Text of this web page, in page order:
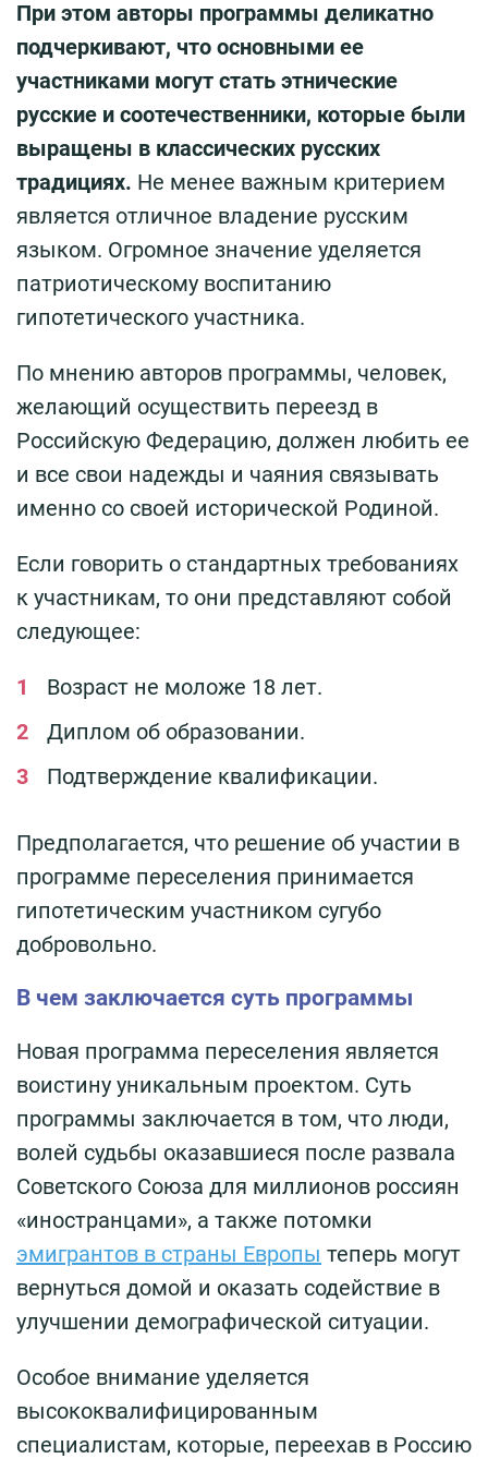
При этом авторы программы деликатно
подчеркивают, что основными ее
участниками могут стать этнические
русские и соотечественники, которые были
выращены в классических русских
традициях. Не менее важным критерием
является отличное владение русским
языком. Огромное значение уделяется
патриотическому воспитанию
гипотетического участника.
По мнению авторов программы, человек,
желающий осуществить переезд в
Российскую Федерацию, должен любить ее
и все свои надежды и чаяния связывать
именно со своей исторической Родиной.
Если говорить о стандартных требованиях
к участникам, то они представляют собой
следующее:
Возраст не моложе 18 лет.
Диплом об образовании.
Подтверждение квалификации.
Предполагается, что решение об участии в
программе переселения принимается
гипотетическим участником сугубо
добровольно.
В чем заключается суть программы
Новая программа переселения является
воистину уникальным проектом. Суть
программы заключается в том, что люди,
волей судьбы оказавшиеся после развала
Советского Союза для миллионов россиян
«иностранцами», а также потомки
эмигрантов в страны Европы теперь могут
вернуться домой и оказать содействие в
улучшении демографической ситуации.
Особое внимание уделяется
высококвалифицированным
специалистам, которые, переехав в Россию